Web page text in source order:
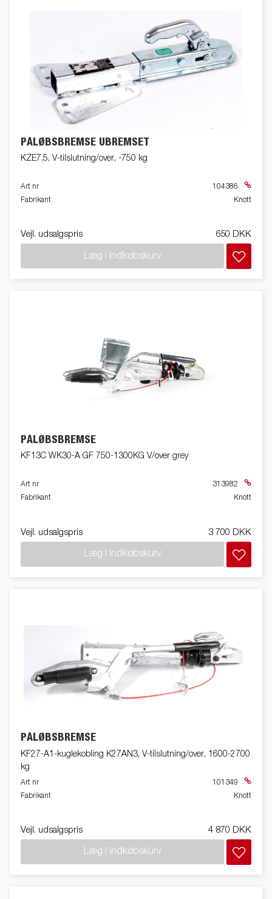
PÅLØBSBREMSE UBREMSET
KZE7,5, V-tilslutning/over, -750 kg
Art nr
104386
Fabrikant
Knott
Vejl. udsalgspris 650 DKK
Læg i indkøbskurv
PÅLØBSBREMSE
KF13C WK30-A GF 750-1300KG V/over grey
Art nr
313982
Fabrikant
Knott
Vejl. udsalgspris 3 700 DKK
Læg i indkøbskurv
PÅLØBSBREMSE
KF27-A1-kuglekobling K27AN3, V-tilslutning/over, 1600-2700
kg
Art nr
101349
Fabrikant
Knott
Vejl. udsalgspris 4 870 DKK
Læg i indkøbskurv